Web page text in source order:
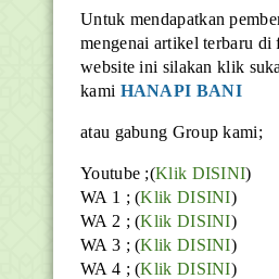
Untuk mendapatkan
mengenai artikel terbaru di
website ini silakan klik
kami HANAPI BANI
atau gabung Group kami;
Youtube ;(Klik DISINI)
WA 1 ; (Klik DISINI)
WA 2 ; (Klik DISINI)
WA 3 ; (Klik DISINI)
WA 4 ; (Klik DISINI)